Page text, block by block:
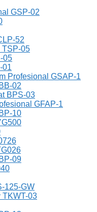
GSP-02
52
TSP-05
05
01
Profesional GSAP-1
02
BPS-03
GFAP-1
10
09
125-GW
TKWT-03